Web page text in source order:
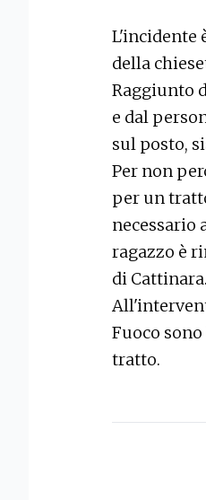
L'incidente
della
Raggiunto
e dal
sul posto,
Per non
per un
necessario
ragazzo è
di Cattinara.
Fuoco
tratto.